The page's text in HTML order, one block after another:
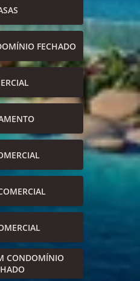
FECHADO
CONDOMÍNIO